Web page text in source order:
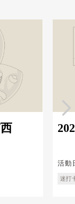
活動
迷打